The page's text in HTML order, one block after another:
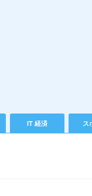
IT 経済 ス